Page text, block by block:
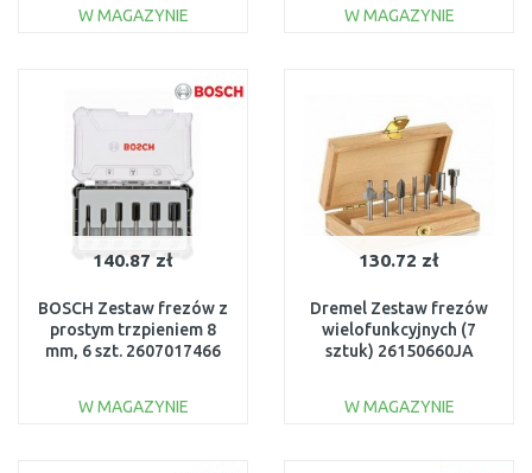
W MAGAZYNIE
Do porównania
W MAGAZYNIE
140.87 zł
BOSCH Zestaw frezów z
prostym trzpieniem 8
mm, 6 szt. 2607017466
W MAGAZYNIE
130.72 zł
Dremel Zestaw frezów
wielofunkcyjnych (7
sztuk) 26150660JA
W MAGAZYNIE